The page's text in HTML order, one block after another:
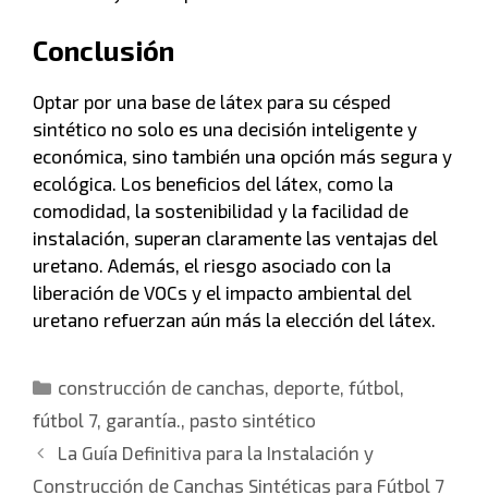
Conclusión
Optar por una base de látex para su césped
sintético no solo es una decisión inteligente y
económica, sino también una opción más segura y
ecológica. Los beneficios del látex, como la
comodidad, la sostenibilidad y la facilidad de
instalación, superan claramente las ventajas del
uretano. Además, el riesgo asociado con la
liberación de VOCs y el impacto ambiental del
uretano refuerzan aún más la elección del látex.
construcción de canchas deporte ,fútbol
fútbol 7, garantía.
pasto sintético
La Guía Definitiva para la Instalación y
Construcción de Canchas Sintéticas para Fútbol 7